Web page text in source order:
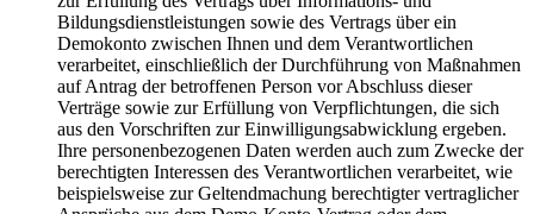
Bildungsdienstleistungen sowie des Vertrags über ein
Demokonto zwischen Ihnen und dem Verantwortlichen
verarbeitet, einschließlich der Durchführung von Maßnahmen
auf Antrag der betroffenen Person vor Abschluss dieser
Verträge sowie zur Erfüllung von Verpflichtungen, die sich
aus den Vorschriften zur Einwilligungsabwicklung ergeben.
Ihre personenbezogenen Daten werden auch zum Zwecke der
berechtigten Interessen des Verantwortlichen verarbeitet, wie
beispielsweise zur Geltendmachung berechtigter vertraglicher